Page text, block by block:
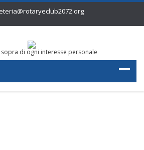
sopra di ogni interesse personale